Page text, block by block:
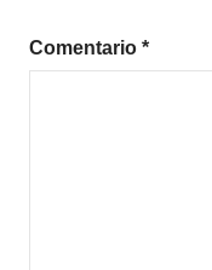
Comentario *